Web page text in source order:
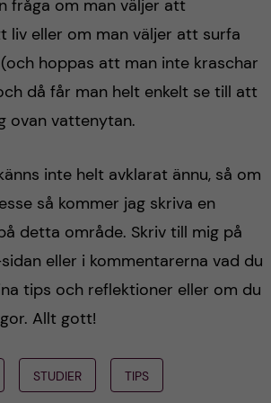
fråga om man väljer att
liv eller om man väljer att surfa
hoppas att man inte kraschar
då får man helt enkelt se till att
ovan vattenytan.
inte helt avklarat ännu, så om
så kommer jag skriva en
detta område. Skriv till mig på
eller i kommentarerna vad du
tips och reflektioner eller om du
Allt gott!
STUDIER TIPS